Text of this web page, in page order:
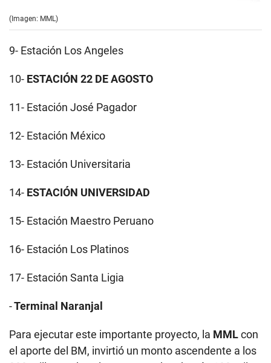
(Imagen: MML)
9- Estación Los Angeles
10- ESTACIÓN 22 DE AGOSTO
11- Estación José Pagador
12- Estación México
13- Estación Universitaria
14- ESTACIÓN UNIVERSIDAD
15- Estación Maestro Peruano
16- Estación Los Platinos
17- Estación Santa Ligia
-Terminal Naranjal
Para ejecutar este importante proyecto, la MMLcon
el aporte del BM, invirtió un monto ascendente a los